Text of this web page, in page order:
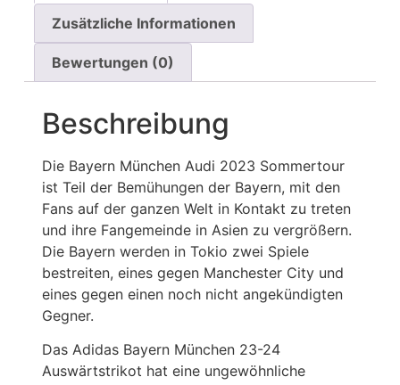
Zusätzliche Informationen
Bewertungen (0)
Beschreibung
Die Bayern München Audi 2023 Sommertour
ist Teil der Bemühungen der Bayern, mit den
Fans auf der ganzen Welt in Kontakt zu treten
und ihre Fangemeinde in Asien zu vergrößern.
Die Bayern werden in Tokio zwei Spiele
bestreiten, eines gegen Manchester City und
eines gegen einen noch nicht angekündigten
Gegner.
Das Adidas Bayern München 23-24
Auswärtstrikot hat eine ungewöhnliche